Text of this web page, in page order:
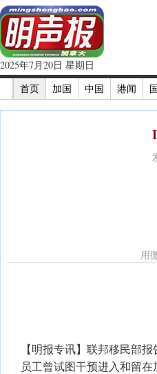
2025年7月20日 星期日
首页
加国 中国 港闻
用
【明报专讯】联邦移民部
员工曾试图干预进入和留